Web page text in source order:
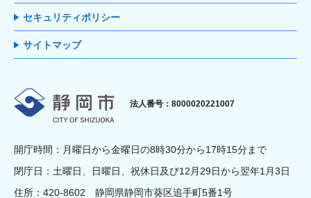
セキュリティポリシー
サイトマップ
静岡市
法人番号：8000020221007
開庁時間：月曜日から金曜日の8時30分から17時15分まで
閉庁日：土曜日、日曜日、祝休日及び12月29日から翌年1月3日
住所：420-8602 静岡県静岡市葵区追手町5番1号